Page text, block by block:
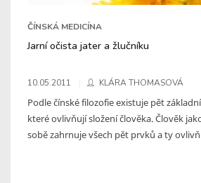
ČÍNSKÁ MEDICÍNA
Jarní očista jater a žlučníku
10.05.2011 KLÁRA THOMASOVÁ
Podle čínské filozofie existuje pět
které ovlivňují složení člověka. Člověk
sobě zahrnuje všech pět prvků a ty